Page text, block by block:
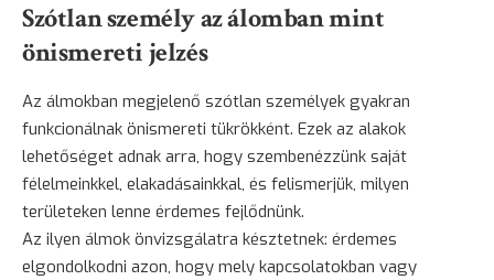
Szótlan személy az álomban mint
önismereti jelzés
Az álmokban megjelenő szótlan személyek gyakran
funkcionálnak önismereti tükrökként. Ezek az alakok
lehetőséget adnak arra, hogy szembenézzünk saját
félelmeinkkel, elakadásainkkal, és felismerjük, milyen
területeken lenne érdemes fejlődnünk.
Az ilyen álmok önvizsgálatra késztetnek: érdemes
elgondolkodni azon, hogy mely kapcsolatokban vagy